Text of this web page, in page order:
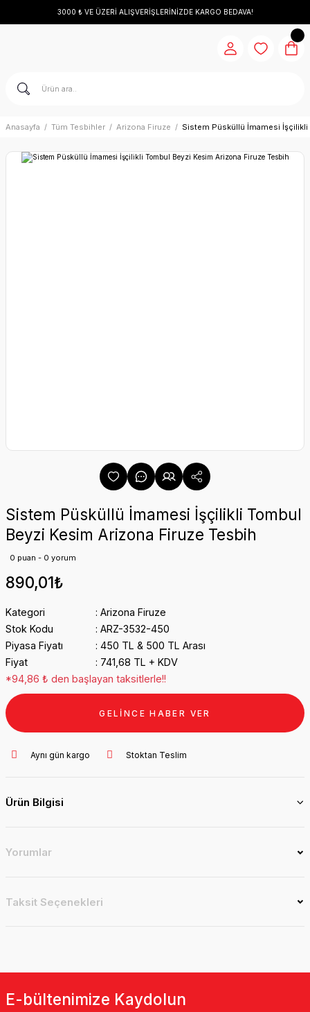
3000 ₺ VE ÜZERİ ALIŞVERİŞLERİNİZDE KARGO BEDAVA!
Anasayfa Tüm Tesbihler Arizona Firuze Sistem Püsküllü İmamesi
Sistem Püsküllü İmamesi İşçilikli Tombul
Beyzi Kesim Arizona Firuze Tesbih
0 puan - 0 yorum
890,01₺
Kategori
Arizona Firuze
Stok Kodu
ARZ-3532-450
Piyasa Fiyatı
450 TL & 500 TL Arası
Fiyat
741,68 TL + KDV
*94,86 ₺ den başlayan taksitlerle!!
GELİNCE HABER VER
Aynı gün kargo Stoktan Teslim
Ürün Bilgisi
Yorumlar
Taksit Seçenekleri
E-bültenimize Kaydolun